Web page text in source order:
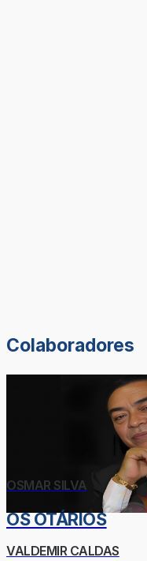
Colaboradores
OSMAR SILVA
OS OTÁRIOS
VALDEMIR CALDAS